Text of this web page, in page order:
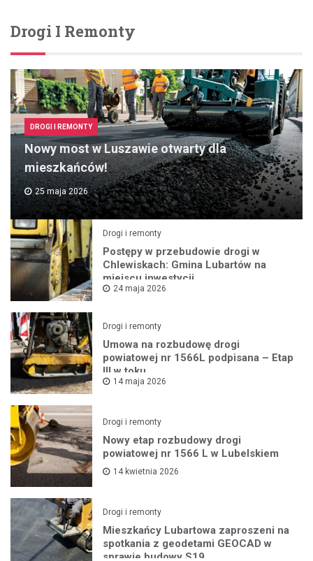
Drogi I Remonty
DROGI I REMONTY
Nowy most w Luszawie otwarty dla
mieszkańców!
25 maja 2026
Drogi i remonty
Postępy w przebudowie drogi w
Chlewiskach: Gmina Lubartów na
miejscu inwestycji
24 maja 2026
Drogi i remonty
Umowa na rozbudowę drogi
powiatowej nr 1566L podpisana – Etap
III w toku
14 maja 2026
Drogi i remonty
Nowy etap rozbudowy drogi
powiatowej nr 1566 L w Lubelskiem
14 kwietnia 2026
Drogi i remonty
Mieszkańcy Lubartowa zaproszeni na
spotkania z geodetami GEOCAD w
sprawie budowy S19